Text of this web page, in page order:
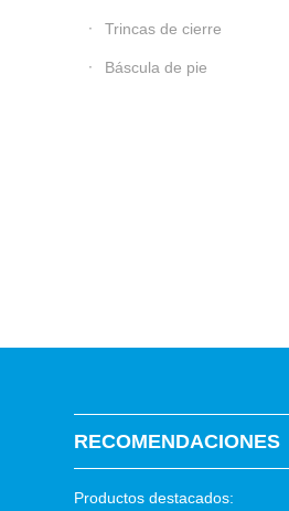
Trincas de cierre
Báscula de pie
RECOMENDACIONES
Productos destacados: